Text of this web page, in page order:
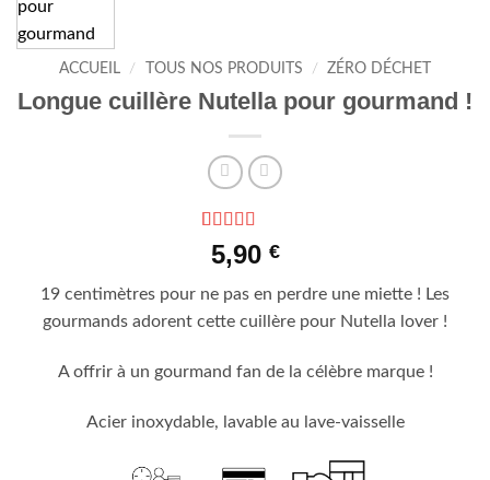
ACCUEIL / TOUS NOS PRODUITS / ZÉRO DÉCHET
Longue cuillère Nutella pour gourmand !
Noté4.5
sur 5 basé
notations
client
5,90 €
19 centimètres pour ne pas en perdre une miette ! Les
gourmands adorent cette cuillère pour Nutella lover !
A offrir à un gourmand fan de la célèbre marque !
Acier inoxydable, lavable au lave-vaisselle